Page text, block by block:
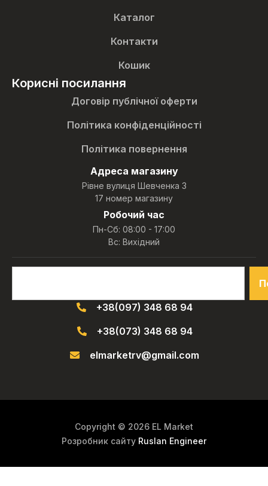
Каталог
Контакти
Кошик
Корисні посилання
Договір публічної оферти
Політика конфіденційності
Політика повернення
Адреса магазину
Рівне вулиця Шевченка 3
17 номер магазину
Робочий час
Пн-Сб: 08:00 - 17:00
Вс: Вихідний
+38(097) 348 68 94
+38(073) 348 68 94
elmarketrv@gmail.com
Copyright © 2026 EL Market
Розробник сайту Ruslan Engineer